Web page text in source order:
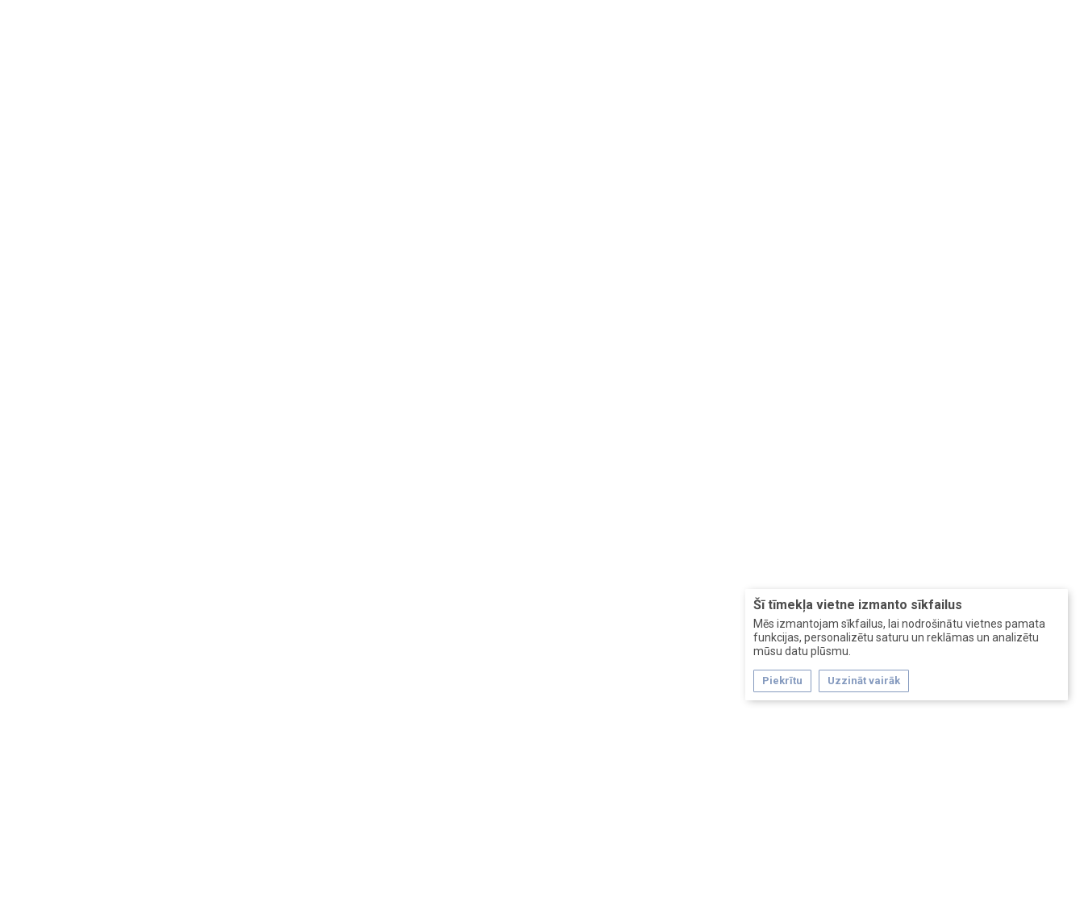
Šī tīmekļa vietne izmanto sīkfailus
Mēs izmantojam sīkfailus, lai nodrošinātu vietnes pamata
funkcijas, personalizētu saturu un reklāmas un analizētu
mūsu datu plūsmu.
Piekrītu Uzzināt vairāk